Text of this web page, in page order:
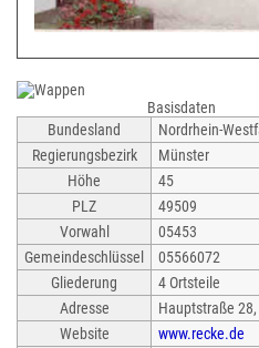
Basisdaten
Bundesland
Nordrhein-
Regierungsbezirk
Münster
Höhe
45
PLZ
49509
Vorwahl
05453
Gemeindeschlüssel
05566072
Gliederung
4 Ortsteile
Adresse
Hauptstraße
Website
www.recke.de